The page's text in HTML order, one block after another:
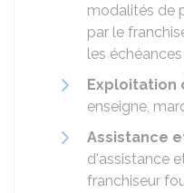
modalités de
par le
les
Exploitation
enseigne,
Assistance
d'assistance
franchiseur